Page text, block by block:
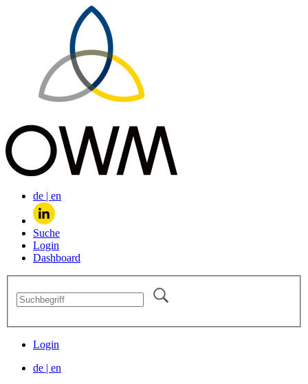
de | en
Suche
Login
Dashboard
Login
de | en